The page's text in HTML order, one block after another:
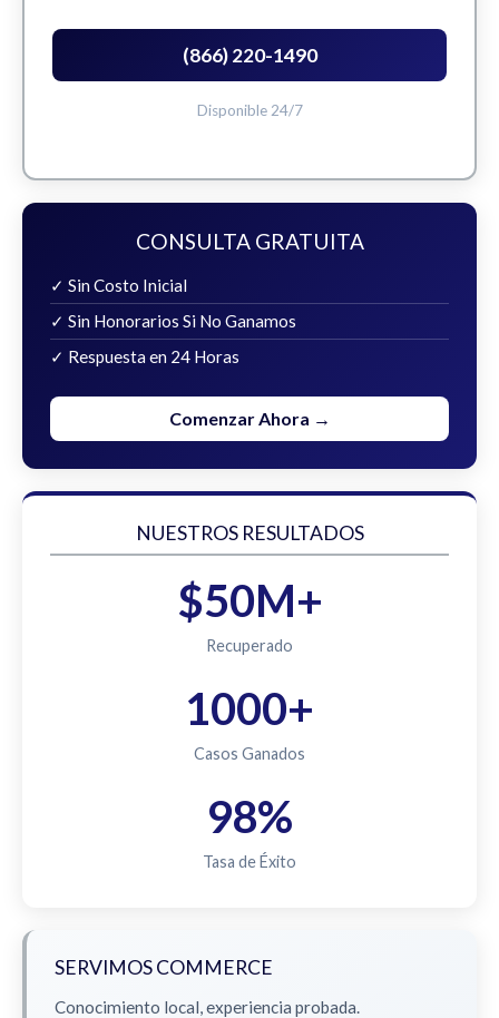
(866) 220-1490
Disponible 24/7
CONSULTA GRATUITA
✓ Sin Costo Inicial
✓ Sin Honorarios Si No Ganamos
✓ Respuesta en 24 Horas
Comenzar Ahora →
NUESTROS RESULTADOS
$50M+
Recuperado
1000+
Casos Ganados
98%
Tasa de Éxito
SERVIMOS COMMERCE
Conocimiento local, experiencia probada.